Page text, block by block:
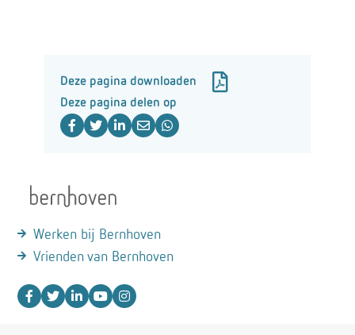
Deze pagina downloaden
Deze pagina delen op
Werken bij Bernhoven
Vrienden van Bernhoven